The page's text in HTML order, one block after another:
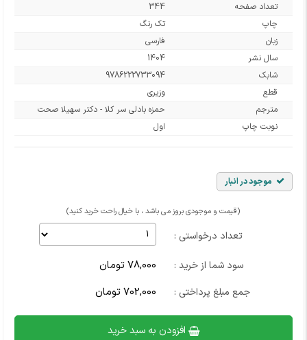
تعداد صفحه
344
چاپ
تک رنگ
زبان
فارسی
سال نشر
1404
شابک
9786222733094
قطع
وزیری
مترجم
حمزه بادلی سر کلا - دکتر سهیلا صحت
نوبت چاپ
اول
موجود در انبار
(قیمت و موجودی بروز می باشد ، با خیال راحت خرید کنید)
تعداد درخواستی :
سود شما از خرید : 78,000 تومان
جمع مبلغ پرداختی : 702,000 تومان
افزودن به سبد خرید